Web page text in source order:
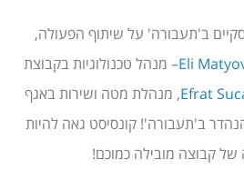
ב'תעבורה' על שיתוף הפעולה,
Eli– מנהל טכנולוגיות בקבוצת
Efrat, מנהלת מטה ושירות באגף
הנהדר ב'תעבורה'! קונסיסט גאה להיות
קבוצה מובילה כמוכם!